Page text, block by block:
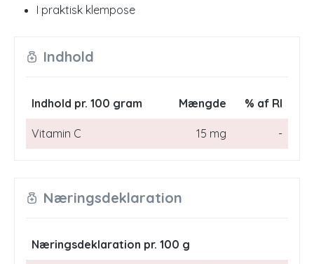
I praktisk klempose
Indhold
Indhold pr. 100 gram Mængde % af RI
Vitamin C 15 mg -
Næringsdeklaration
Næringsdeklaration pr. 100 g